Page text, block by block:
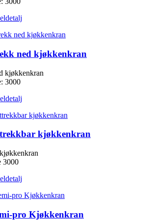
detalj
ned kjøkkenkran
kjøkkenkran
3000
detalj
kjøkkenkran
3000
detalj
pro Kjøkkenkran